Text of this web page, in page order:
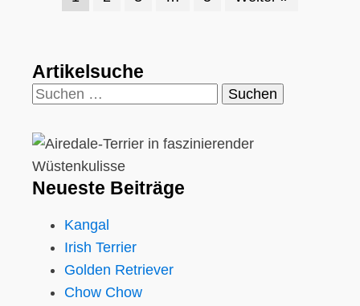
Artikelsuche
Suchen
Neueste Beiträge
Kangal
Irish Terrier
Golden Retriever
Chow Chow